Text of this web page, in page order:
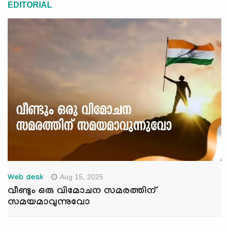
EDITORIAL
Web desk Aug 15, 2025
വീണ്ടും ഒരു വിമോചന സമരത്തിന്
സമയമാവുന്നുവോ